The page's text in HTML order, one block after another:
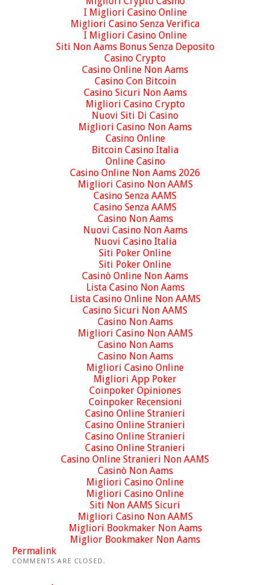
I Migliori Casino Online
Migliori Casino Senza Verifica
I Migliori Casino Online
Siti Non Aams Bonus Senza Deposito
Casino Crypto
Casino Online Non Aams
Casino Con Bitcoin
Casino Sicuri Non Aams
Migliori Casino Crypto
Nuovi Siti Di Casino
Migliori Casino Non Aams
Casino Online
Bitcoin Casino Italia
Online Casino
Casino Online Non Aams 2026
Migliori Casino Non AAMS
Casino Senza AAMS
Casino Senza AAMS
Casino Non Aams
Nuovi Casino Non Aams
Nuovi Casino Italia
Siti Poker Online
Siti Poker Online
Casinò Online Non Aams
Lista Casino Non Aams
Lista Casino Online Non AAMS
Casino Sicuri Non AAMS
Casino Non Aams
Migliori Casino Non AAMS
Casino Non Aams
Casino Non Aams
Migliori Casino Online
Migliori App Poker
Coinpoker Opiniones
Coinpoker Recensioni
Casino Online Stranieri
Casino Online Stranieri
Casino Online Stranieri
Casino Online Stranieri
Casino Online Stranieri Non AAMS
Casinò Non Aams
Migliori Casino Online
Migliori Casino Online
Siti Non AAMS Sicuri
Migliori Casino Non AAMS
Migliori Bookmaker Non Aams
Miglior Bookmaker Non Aams
Permalink
COMMENTS ARE CLOSED.